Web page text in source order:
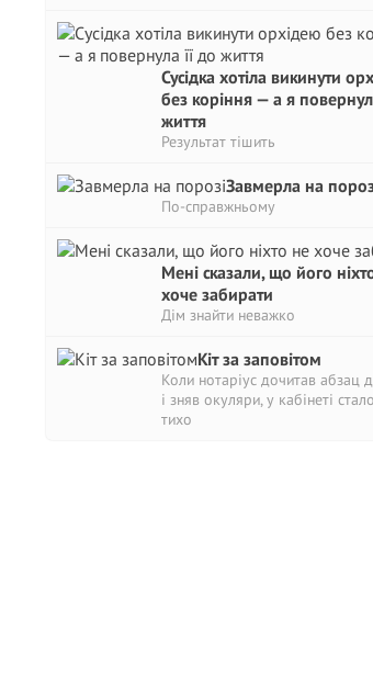
Сусідка хотіла викинути
без коріння — а я
життя
Результат тішить
Завмерла на
По-справжньому
Мені сказали, що його
хоче забирати
Дім знайти неважко
Кіт за заповітом
Коли нотаріус дочитав абзац
і зняв окуляри, у кабінеті
тихо